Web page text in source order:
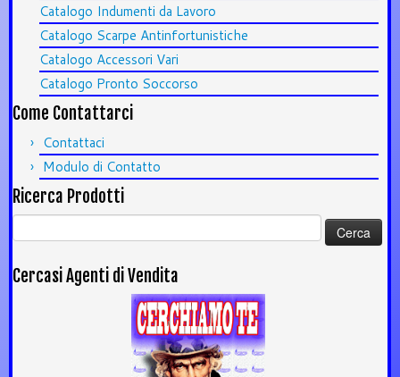
Catalogo Indumenti da Lavoro
Catalogo Scarpe Antinfortunistiche
Catalogo Accessori Vari
Catalogo Pronto Soccorso
Come Contattarci
Contattaci
Modulo di Contatto
Ricerca Prodotti
Ricerca
per:
Cercasi Agenti di Vendita